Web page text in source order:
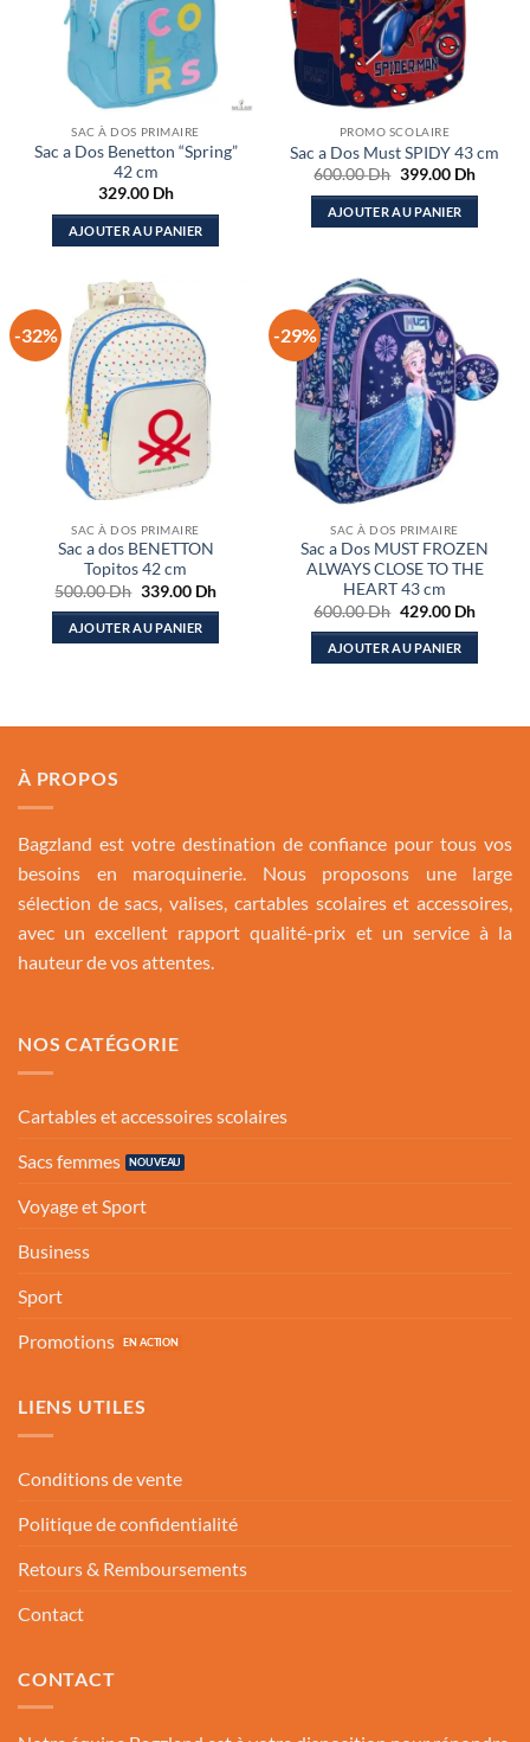
SAC À DOS PRIMAIRE
Sac a Dos Benetton “Spring”
42 cm
329.00 Dh
AJOUTER AU PANIER
PROMO SCOLAIRE
Sac a Dos Must SPIDY 43 cm
600.00Dh Le
initial
était :
399.00 DhLe
actuel
AJOUTER AU PANIER
-32%
SAC À DOS PRIMAIRE
Sac a dos BENETTON
Topitos 42 cm
500.00Dh Le
initial
était :
339.00 DhLe
actuel
AJOUTER AU PANIER
-29%
SAC À DOS PRIMAIRE
Sac a Dos MUST FROZEN
ALWAYS CLOSE TO THE
HEART 43 cm
600.00Dh Le
initial
était :
429.00 DhLe
actuel
AJOUTER AU PANIER
À PROPOS
Bagzland est votre destination de confiance pour tous vos
besoins en maroquinerie. Nous proposons une large
sélection de sacs, valises, cartables scolaires et accessoires,
avec un excellent rapport qualité-prix et un service à la
hauteur de vos attentes.
NOS CATÉGORIE
Cartables et accessoires scolaires
Sacs femmes
Voyage et Sport
Business
Sport
Promotions
LIENS UTILES
Conditions de vente
Politique de confidentialité
Retours & Remboursements
Contact
CONTACT